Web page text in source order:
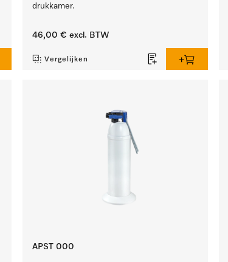
drukkamer.
46,00 € excl. BTW
Vergelijken
APST 000